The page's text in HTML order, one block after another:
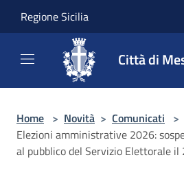
Regione Sicilia
Città di
Home > Novità > Comunicati >
Elezioni amministrative 2026:
al pubblico del Servizio Elettorale il